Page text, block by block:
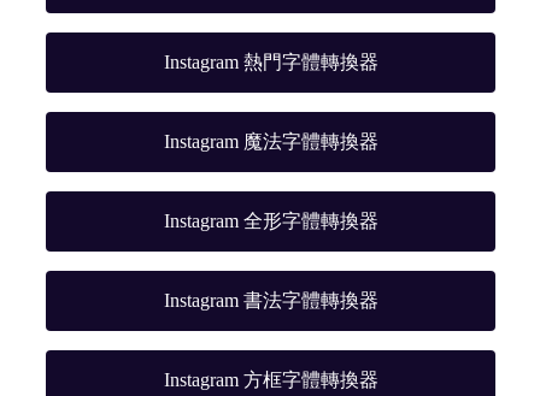
Instagram 熱門字體轉換器
Instagram 魔法字體轉換器
Instagram 全形字體轉換器
Instagram 書法字體轉換器
Instagram 方框字體轉換器